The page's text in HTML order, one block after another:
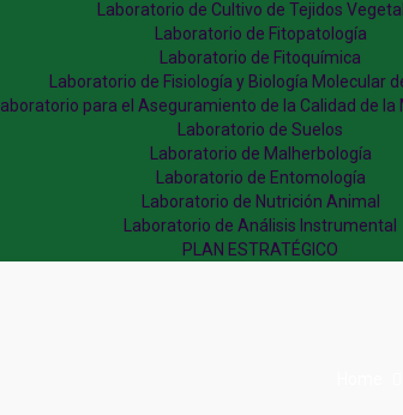
Laboratorio de Cultivo de Tejidos
Laboratorio de Fitopatología
Laboratorio de Fitoquímica
Laboratorio de Fisiología y Biología Molecular
Laboratorio para el Aseguramiento de la Calidad de la
Laboratorio de Suelos
Laboratorio de Malherbología
Laboratorio de Entomología
Laboratorio de Nutrición Animal
Laboratorio de Análisis Instrumental
PLAN ESTRATÉGICO